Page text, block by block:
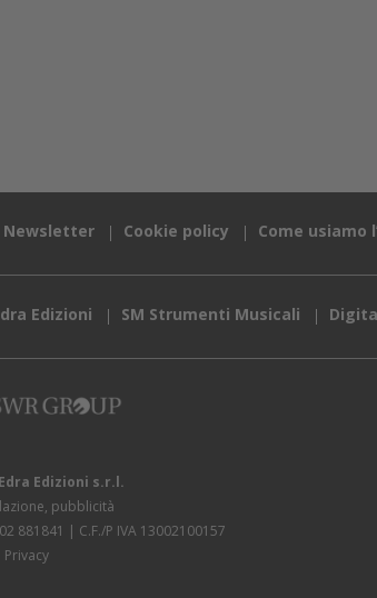
Newsletter Cookie policy Come usiamo
Edizioni SM Strumenti Musicali
Edra Edizioni s.r.l.
pubblicità
881841
C.F./P IVA 13002100157
Privacy